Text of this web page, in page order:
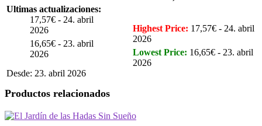
Ultimas actualizaciones:
17,57€ - 24. abril
2026
16,65€ - 23. abril
2026
Desde: 23. abril 2026
Highest Price: 17,57€ - 24. abril
2026
Lowest Price: 16,65€ - 23. abril
2026
Productos relacionados